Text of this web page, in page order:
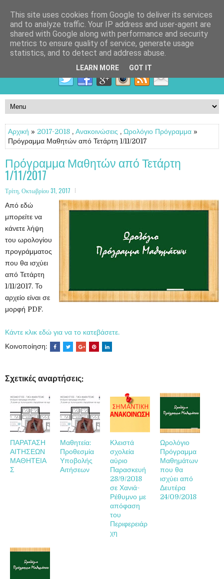
Αρχική » 2017-2018 , Ανακοινώσεις , Ωρολόγιο Πρόγραμμα »
Πρόγραμμα Μαθητών από Τετάρτη 1/11/2017
Πρόγραμμα Μαθητών από Τετάρτη
1/11/2017
Τρίτη, Οκτωβρίου 31, 2017
Από εδώ
μπορείτε να
κάνετε λήψη
του ωρολογίου
προγράμματος
που θα ισχύει
από Τετάρτη
1/11/2017. Το
αρχείο είναι σε
μορφή PDF.
Κάντε κλικ εδώ για να το κατεβάσετε.
Κοινοποίηση:
Σχετικές αναρτήσεις:
ΠΑΡΑΤΑΣΗ
ΑΙΤΗΣΕΩΝ
ΜΑΘΗΤΕΙΑ
Σ
Μαθητεία:
Προθεσμία
Υποβολής
Αιτήσεων
Κλειστά
σχολεία
αύριο
Παρασκευή
28/9/2018
σε Χανιά-
Ρέθυμνο με
απόφαση
του
Περιφερειάρ
χη
Ωρολόγιο
Πρόγραμμα
Μαθημάτων
που θα
ισχύει από
Δευτέρα
24/09/2018
This site uses cookies from Google to deliver its services
and to analyze traffic. Your IP address and user-agent are
shared with Google along with performance and security
metrics to ensure quality of service, generate usage
statistics, and to detect and address abuse.
LEARN MORE GOT IT